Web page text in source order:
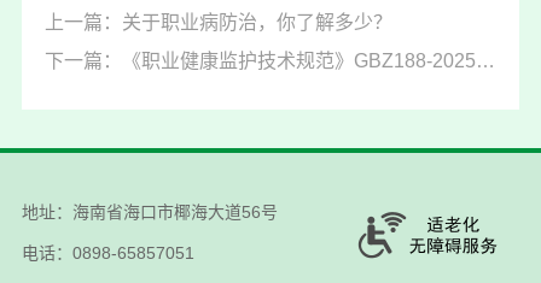
上一篇：关于职业病防治，你了解多少？
下一篇：《职业健康监护技术规范》GBZ188-2025正式发布！跟2014年版比，有这些变化！
地址：海南省海口市椰海大道56号
电话：0898-65857051